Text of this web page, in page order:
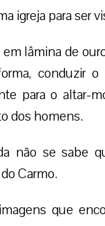
do filho.
as peças
a Sala dos
no Horto, o
presença de
e Nossa
com